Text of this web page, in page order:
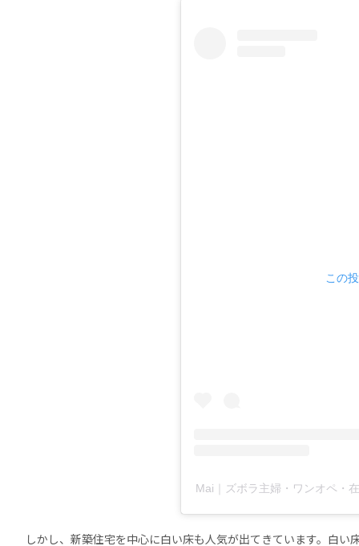
この
Mai｜ズボラ主婦・ワンオペ・
しかし、新築住宅を中心に白い床も人気が出てきています。白